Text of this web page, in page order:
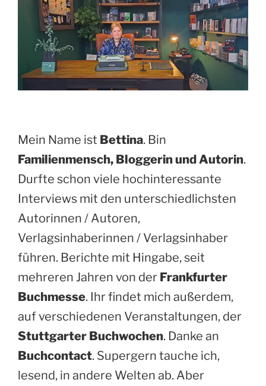
Mein Name ist Bettina. Bin
Familienmensch, Bloggerin und Autorin.
Durfte schon viele hochinteressante
Interviews mit den unterschiedlichsten
Autorinnen / Autoren,
Verlagsinhaberinnen / Verlagsinhaber
führen. Berichte mit Hingabe, seit
mehreren Jahren von der Frankfurter
Buchmesse. Ihr findet mich außerdem,
auf verschiedenen Veranstaltungen, der
Stuttgarter Buchwochen. Danke an
Buchcontact. Supergern tauche ich,
lesend, in andere Welten ab. Aber